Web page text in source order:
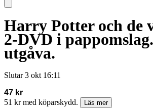
Harry Potter och de
2-DVD i
utgåva.
Slutar 3 okt 16:11
47 kr
51 kr med köparskydd.
Läs mer